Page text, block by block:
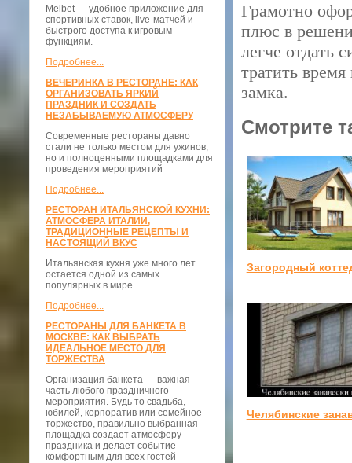
Melbet — удобное приложение для
спортивных ставок, live-матчей и
быстрого доступа к игровым
функциям.
Подробнее...
ВЕЧЕРИНКА В РЕСТОРАНЕ: КАК
ОРГАНИЗОВАТЬ ЯРКИЙ
ПРАЗДНИК И СОЗДАТЬ
НЕЗАБЫВАЕМУЮ АТМОСФЕРУ
Современные рестораны давно
стали не только местом для ужинов,
но и полноценными площадками для
проведения мероприятий
Подробнее...
РЕСТОРАН ИТАЛЬЯНСКОЙ КУХНИ:
АТМОСФЕРА ИТАЛИИ,
ТРАДИЦИОННЫЕ РЕЦЕПТЫ И
НАСТОЯЩИЙ ВКУС
Итальянская кухня уже много лет
остается одной из самых
популярных в мире.
Подробнее...
РЕСТОРАНЫ ДЛЯ БАНКЕТА В
МОСКВЕ: КАК ВЫБРАТЬ
ИДЕАЛЬНОЕ МЕСТО ДЛЯ
ТОРЖЕСТВА
Организация банкета — важная
часть любого праздничного
мероприятия. Будь то свадьба,
юбилей, корпоратив или семейное
торжество, правильно выбранная
площадка создает атмосферу
праздника и делает событие
комфортным для всех гостей
Грамотно
плюс в
легче отдать
тратить
замка.
Смотрите
Загородный
Челябинские